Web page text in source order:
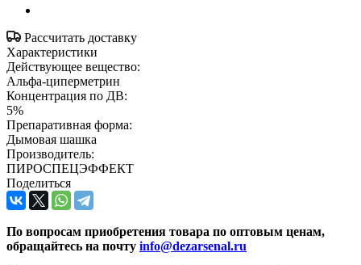
Рассчитать доставку
Характеристики
Действующее вещество:
Альфа-циперметрин
Концентрация по ДВ:
5%
Препаративная форма:
Дымовая шашка
Производитель:
ПИРОСПЕЦЭФФЕКТ
Поделиться
По вопросам приобретения товара по оптовым ценам,
обращайтесь на почту info@dezarsenal.ru